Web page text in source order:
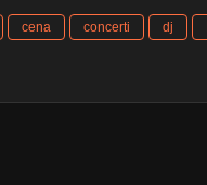
cena concerti dj